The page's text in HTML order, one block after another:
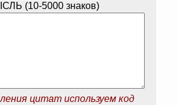
(10-5000 знаков)
цитат используем код